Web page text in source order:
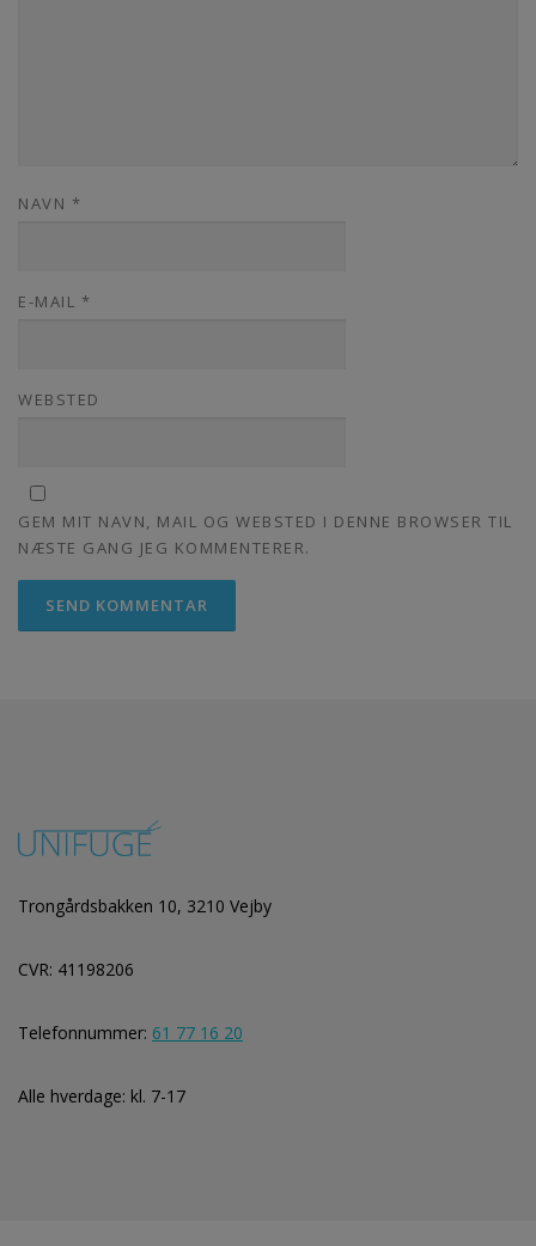
NAVN *
E-MAIL *
WEBSTED
GEM MIT NAVN, MAIL OG WEBSTED I DENNE BROWSER TIL
NÆSTE GANG JEG KOMMENTERER.
Trongårdsbakken 10, 3210 Vejby
CVR: 41198206
Telefonnummer: 61 77 16 20
Alle hverdage: kl. 7-17